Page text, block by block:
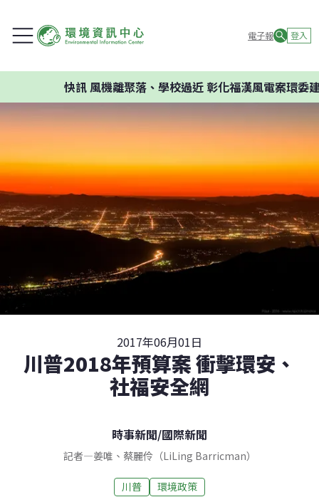
電子報 登入
快訊風機離聚落、學校過近 彰化福漢風電案環委建議
2017年06月01日
川普2018年預算案 衝擊環安、
社福安全網
時事新聞/國際新聞
記者—姜唯 、 蔡麗伶（LiLing Barricman）
川普 環境政策